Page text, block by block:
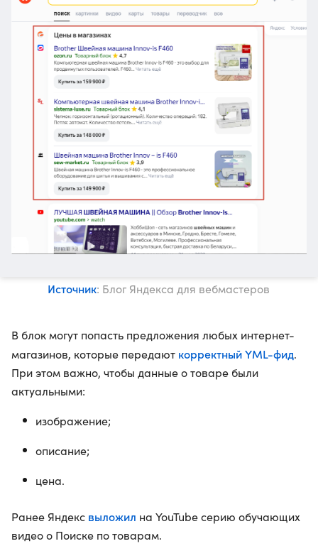
Источник: Блог Яндекса для вебмастеров
В блок могут попасть предложения любых интернет-
магазинов, которые передают корректный YML-фид.
При этом важно, чтобы данные о товаре были
актуальными:
изображение;
описание;
цена.
Ранее Яндекс выложил на YouTube серию обучающих
видео о Поиске по товарам.